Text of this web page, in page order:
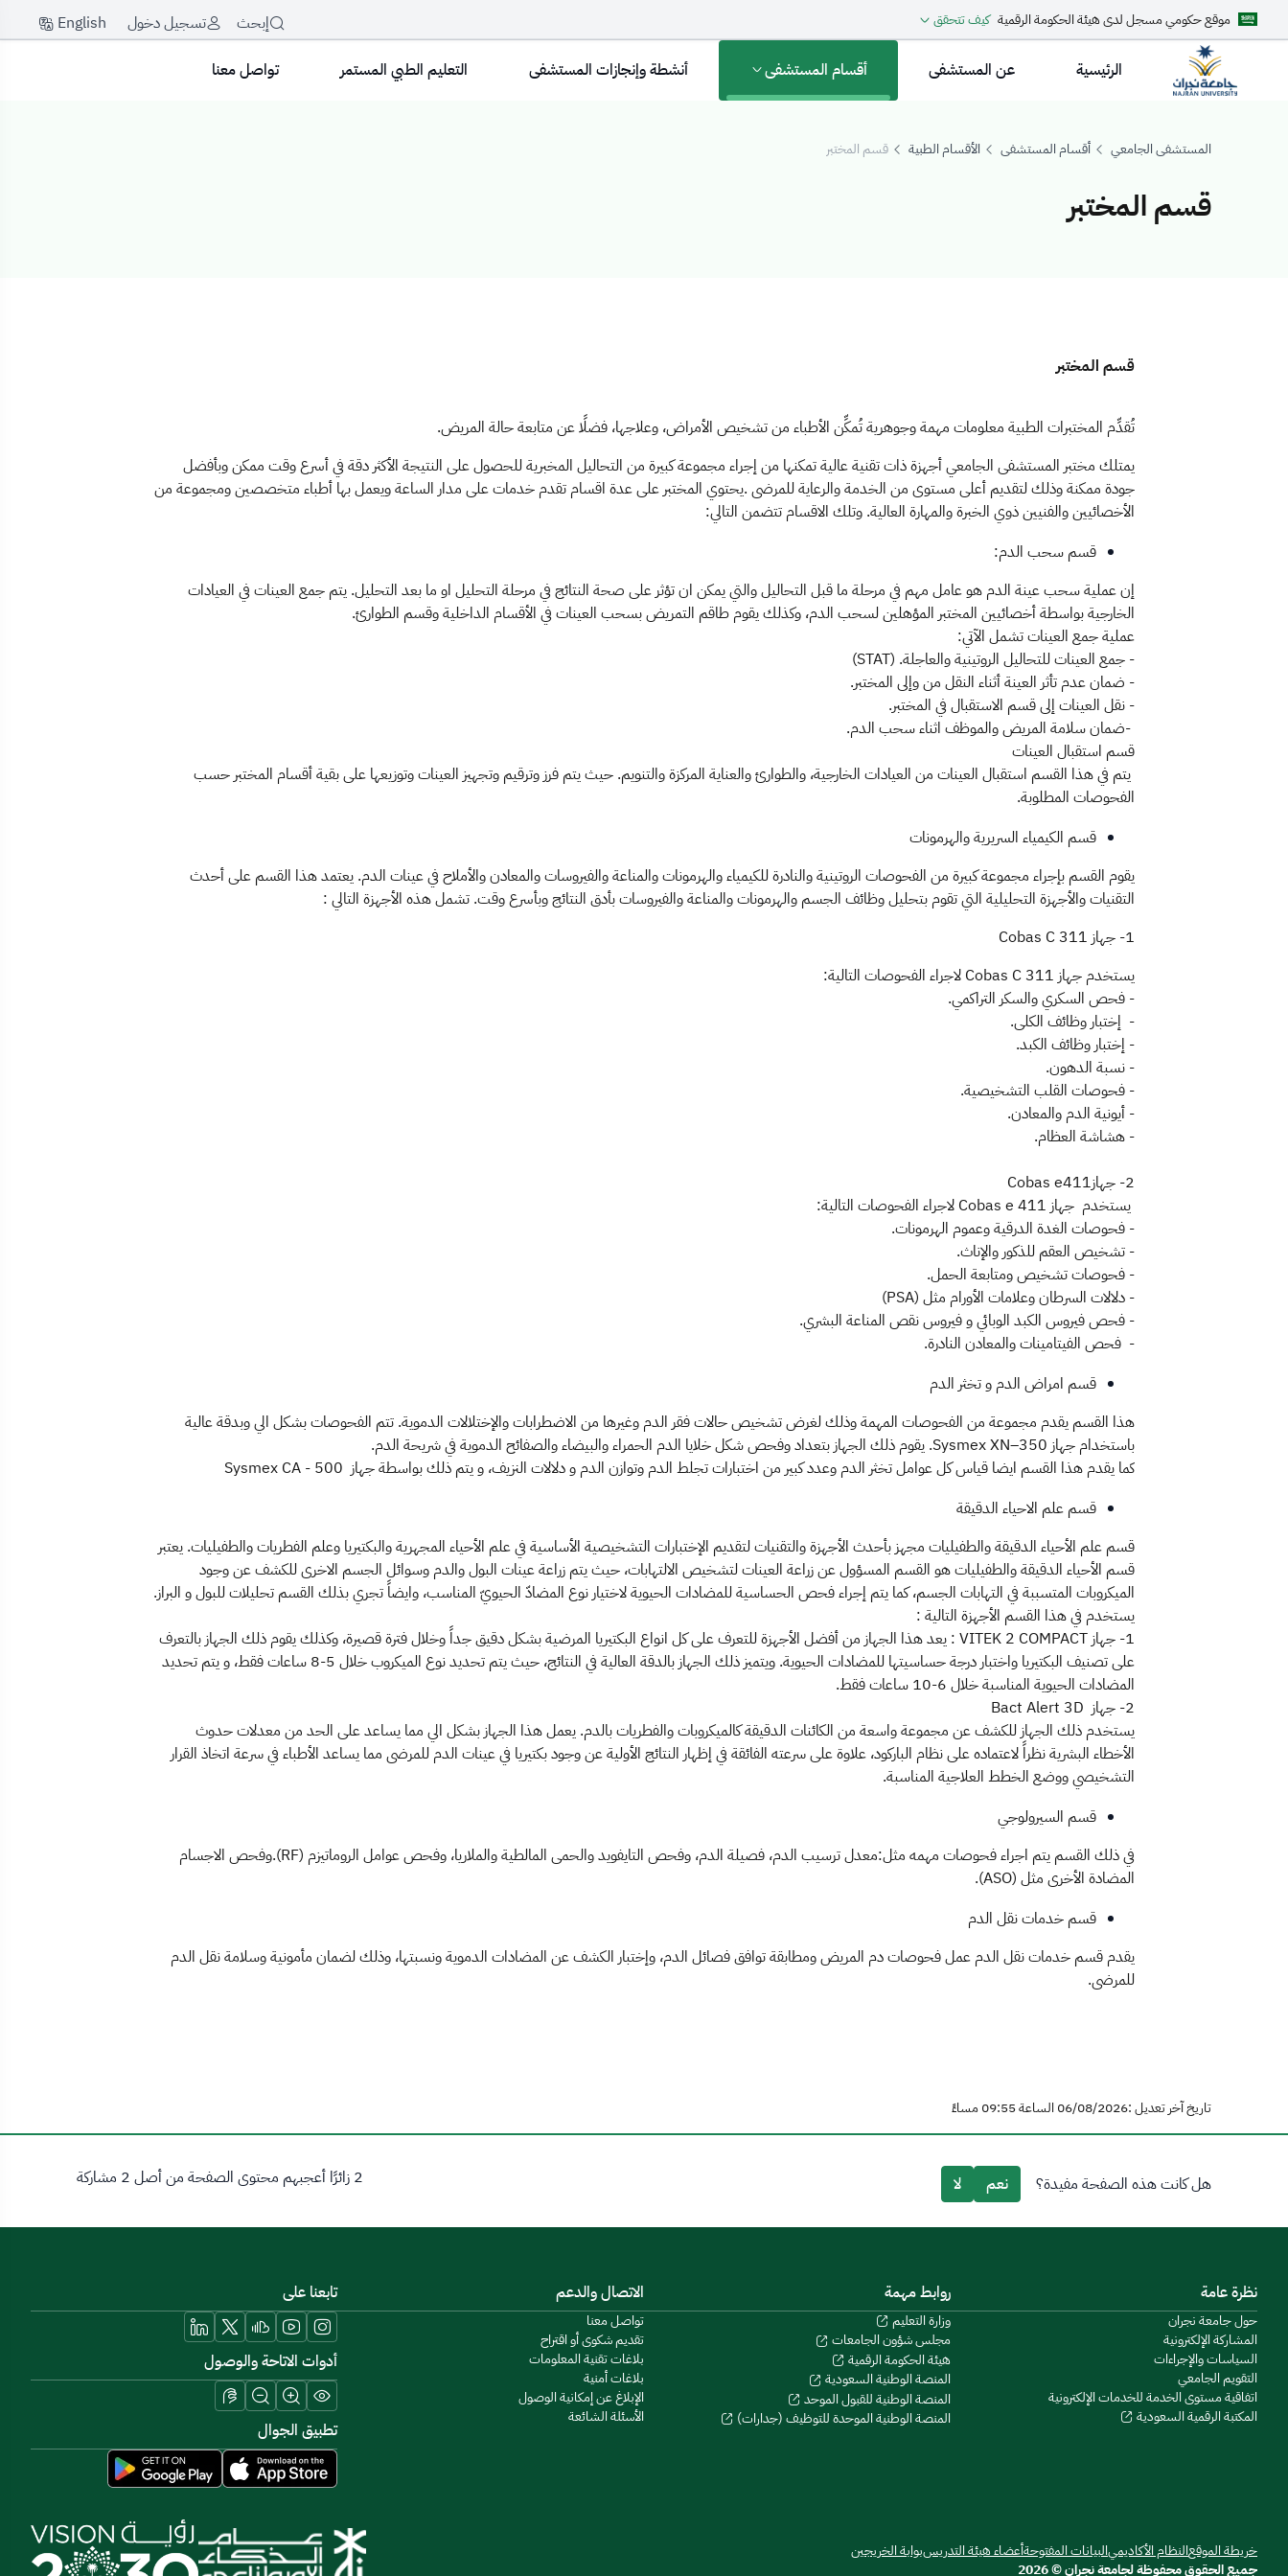
موقع حكومي مسجل لدى هيئة الحكومة الرقمية كيف تتحقق إبحث تسجيل دخول English
الرئيسية عن المستشفى أقسام المستشفى أنشطة وإنجازات المستشفى التعليم الطبي المستمر تواصل معنا
المستشفى الجامعي أقسام المستشفى الأقسام الطبية قسم المختبر
قسم المختبر
قسم المختبر
قسم المختبر
تُقدِّم المختبرات الطبية معلومات مهمة وجوهرية تُمكِّن الأطباء من تشخيص الأمراض، وعلاجها، فضلًا عن متابعة حالة المريض.
يمتلك مختبر المستشفى الجامعي أجهزة ذات تقنية عالية تمكنها من إجراء مجموعة كبيرة من التحاليل المخبرية للحصول على النتيجة الأكثر دقة في أسرع وقت ممكن وبأفضل
جودة ممكنة وذلك لتقديم أعلى مستوى من الخدمة والرعاية للمرضى .يحتوي المختبر على عدة اقسام تقدم خدمات على مدار الساعة ويعمل بها أطباء متخصصين ومجموعة من
الأخصائيين والفنيين ذوي الخبرة والمهارة العالية. وتلك الاقسام تتضمن التالي:
قسم سحب الدم:
إن عملية سحب عينة الدم هو عامل مهم في مرحلة ما قبل التحاليل والتي يمكن ان تؤثر على صحة النتائج في مرحلة التحليل او ما بعد التحليل. يتم جمع العينات في العيادات
الخارجية بواسطة أخصائيين المختبر المؤهلين لسحب الدم، وكذلك يقوم طاقم التمريض بسحب العينات في الأقسام الداخلية وقسم الطوارئ.
عملية جمع العينات تشمل الآتي:
- جمع العينات للتحاليل الروتينية والعاجلة. (STAT)
- ضمان عدم تأثر العينة أثناء النقل من وإلى المختبر.
- نقل العينات إلى قسم الاستقبال في المختبر.
-ضمان سلامة المريض والموظف اثناء سحب الدم.
قسم استقبال العينات
يتم في هذا القسم استقبال العينات من العيادات الخارجية، والطوارئ والعناية المركزة والتنويم. حيث يتم فرز وترقيم وتجهيز العينات وتوزيعها على بقية أقسام المختبر حسب
الفحوصات المطلوبة.
قسم الكيمياء السريرية والهرمونات
يقوم القسم بإجراء مجموعة كبيرة من الفحوصات الروتينية والنادرة للكيمياء والهرمونات والمناعة والفيروسات والمعادن والأملاح في عينات الدم. يعتمد هذا القسم على أحدث
التقنيات والأجهزة التحليلية التي تقوم بتحليل وظائف الجسم والهرمونات والمناعة والفيروسات بأدق النتائج وبأسرع وقت. تشمل هذه الأجهزة التالي :
1- جهاز Cobas C 311
يستخدم جهاز Cobas C 311 لاجراء الفحوصات التالية:
- فحص السكري والسكر التراكمي.
- إختبار وظائف الكلى.
- إختبار وظائف الكبد.
- نسبة الدهون.
- فحوصات القلب التشخيصية.
- أيونية الدم والمعادن.
- هشاشة العظام.
2- جهازCobas e411
يستخدم جهاز Cobas e 411 لاجراء الفحوصات التالية:
- فحوصات الغدة الدرقية وعموم الهرمونات.
- تشخيص العقم للذكور والإناث.
- فحوصات تشخيص ومتابعة الحمل.
- دلالات السرطان وعلامات الأورام مثل (PSA)
- فحص فيروس الكبد الوبائي و فيروس نقص المناعة البشري.
- فحص الفيتامينات والمعادن النادرة.
قسم امراض الدم و تخثر الدم
هذا القسم يقدم مجموعة من الفحوصات المهمة وذلك لغرض تشخيص حالات فقر الدم وغيرها من الاضطرابات والإختلالات الدموية. تتم الفحوصات بشكل الي وبدقة عالية
باستخدام جهاز Sysmex XN–350. يقوم ذلك الجهاز بتعداد وفحص شكل خلايا الدم الحمراء والبيضاء والصفائح الدموية في شريحة الدم.
كما يقدم هذا القسم ايضا قياس كل عوامل تخثر الدم وعدد كبير من اختبارات تجلط الدم وتوازن الدم و دلالات النزيف، و يتم ذلك بواسطة جهاز Sysmex CA - 500
قسم علم الاحياء الدقيقة
قسم علم الأحياء الدقيقة والطفيليات مجهز بأحدث الأجهزة والتقنيات لتقديم الإختبارات التشخيصية الأساسية في علم الأحياء المجهرية والبكتيريا وعلم الفطريات والطفيليات. يعتبر
قسم الأحياء الدقيقة والطفيليات هو القسم المسؤول عن زراعة العينات لتشخيص الالتهابات، حيث يتم زراعة عينات البول والدم وسوائل الجسم الاخرى للكشف عن وجود
الميكروبات المتسببة في التهابات الجسم، كما يتم إجراء فحص الحساسية للمضادات الحيوية لاختيار نوع المضادّ الحيويّ المناسب، وايضاً تجري بذلك القسم تحليلات للبول و البراز.
يستخدم في هذا القسم الأجهزة التالية :
1- جهاز VITEK 2 COMPACT : يعد هذا الجهاز من أفضل الأجهزة للتعرف على كل انواع البكتيريا المرضية بشكل دقيق جداً وخلال فترة قصيرة، وكذلك يقوم ذلك الجهاز بالتعرف
على تصنيف البكتيريا واختبار درجة حساسيتها للمضادات الحيوية. ويتميز ذلك الجهاز بالدقة العالية في النتائج، حيث يتم تحديد نوع الميكروب خلال 5-8 ساعات فقط، و يتم تحديد
المضادات الحيوية المناسبة خلال 6-10 ساعات فقط.
2- جهاز Bact Alert 3D
يستخدم ذلك الجهاز للكشف عن مجموعة واسعة من الكائنات الدقيقة كالميكروبات والفطريات بالدم. يعمل هذا الجهاز بشكل الي مما يساعد على الحد من معدلات حدوث
الأخطاء البشرية نظراً لاعتماده على نظام الباركود، علاوة على سرعته الفائقة في إظهار النتائج الأولية عن وجود بكتيريا في عينات الدم للمرضى مما يساعد الأطباء في سرعة اتخاذ القرار
التشخيصي ووضع الخطط العلاجية المناسبة.
قسم السيرولوجي
في ذلك القسم يتم اجراء فحوصات مهمه مثل:معدل ترسيب الدم، فصيلة الدم، وفحص التايفويد والحمى المالطية والملاريا، وفحص عوامل الروماتيزم (RF).وفحص الاجسام
المضادة الأخرى مثل (ASO).
قسم خدمات نقل الدم
يقدم قسم خدمات نقل الدم عمل فحوصات دم المريض ومطابقة توافق فصائل الدم، وإختبار الكشف عن المضادات الدموية ونسبتها، وذلك لضمان مأمونية وسلامة نقل الدم
للمرضى.
تاريخ آخر تعديل :06/08/2026 الساعة 09:55 مساءً
هل كانت هذه الصفحة مفيدة؟ نعم لا 2 زائرًا أعجبهم محتوى الصفحة من أصل 2 مشاركة
نظرة عامة
حول جامعة نجران
المشاركة الإلكترونية
السياسات والإجراءات
التقويم الجامعي
اتفاقية مستوى الخدمة للخدمات الإلكترونية
المكتبة الرقمية السعودية
روابط مهمة
وزارة التعليم
مجلس شؤون الجامعات
هيئة الحكومة الرقمية
المنصة الوطنية السعودية
المنصة الوطنية للقبول الموحد
المنصة الوطنية الموحدة للتوظيف (جدارات)
الاتصال والدعم
تواصل معنا
تقديم شكوى أو اقتراح
بلاغات تقنية المعلومات
بلاغات أمنية
الإبلاغ عن إمكانية الوصول
الأسئلة الشائعة
تابعنا على
أدوات الاتاحة والوصول
تطبيق الجوال
خريطة الموقعالنظام الأكاديميالبيانات المفتوحةأعضاء هيئة التدريسبوابة الخريجين
جميع الحقوق محفوظة لجامعة نجران © 2026